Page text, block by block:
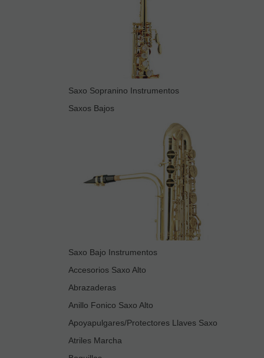
Saxo Sopranino Instrumentos
Saxos Bajos
Saxo Bajo Instrumentos
Accesorios Saxo Alto
Abrazaderas
Anillo Fonico Saxo Alto
Apoyapulgares/Protectores Llaves Saxo
Atriles Marcha